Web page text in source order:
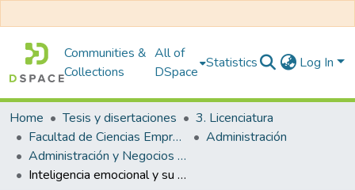
Communities &
Collections
All of
DSpace
Statistics Log In
Home Tesis y disertaciones
3. Licenciatura
Facultad de Ciencias Empresariales
Administración
Administración y Negocios Internacionales
Inteligencia emocional y su relación con el compromiso organizacional en los colaboradores de la empresa Saga Trans, Lima 2021